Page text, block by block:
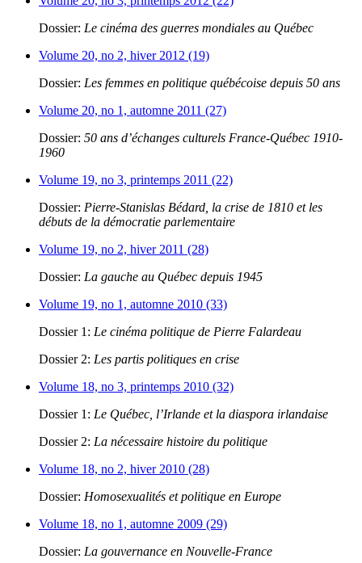
Dossier: Le cinéma des guerres mondiales au Québec
Volume 20, no 2, hiver 2012 (19)
Dossier: Les femmes en politique québécoise depuis 50 ans
Volume 20, no 1, automne 2011 (27)
Dossier: 50 ans d’échanges culturels France-Québec 1910-
1960
Volume 19, no 3, printemps 2011 (22)
Dossier: Pierre-Stanislas Bédard, la crise de 1810 et les
débuts de la démocratie parlementaire
Volume 19, no 2, hiver 2011 (28)
Dossier: La gauche au Québec depuis 1945
Volume 19, no 1, automne 2010 (33)
Dossier 1: Le cinéma politique de Pierre Falardeau
Dossier 2: Les partis politiques en crise
Volume 18, no 3, printemps 2010 (32)
Dossier 1: Le Québec, l’Irlande et la diaspora irlandaise
Dossier 2: La nécessaire histoire du politique
Volume 18, no 2, hiver 2010 (28)
Dossier: Homosexualités et politique en Europe
Volume 18, no 1, automne 2009 (29)
Dossier: La gouvernance en Nouvelle-France